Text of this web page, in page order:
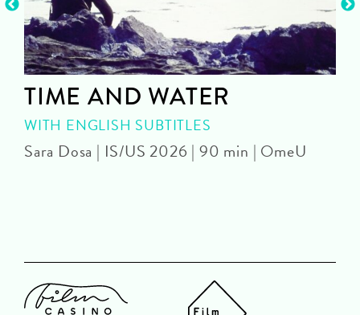
TIME AND WATER
WITH ENGLISH SUBTITLES
Sara Dosa | IS/US 2026 | 90 min | OmeU